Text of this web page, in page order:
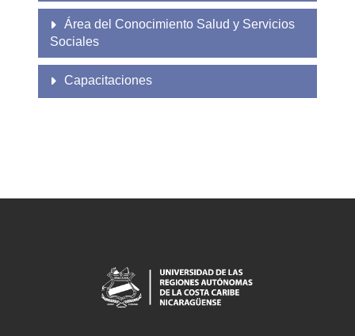
Área del Conocimiento Salud y Servicios
Sociales
Capacitaciones